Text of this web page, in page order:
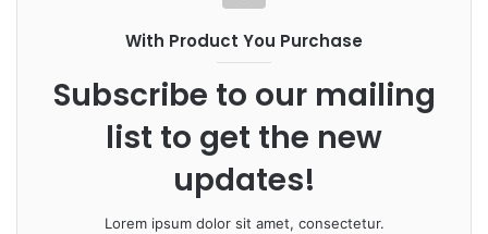
i
t
e
With Product You Purchase
Subscribe to our mailing
list to get the new
updates!
Lorem ipsum dolor sit amet, consectetur.